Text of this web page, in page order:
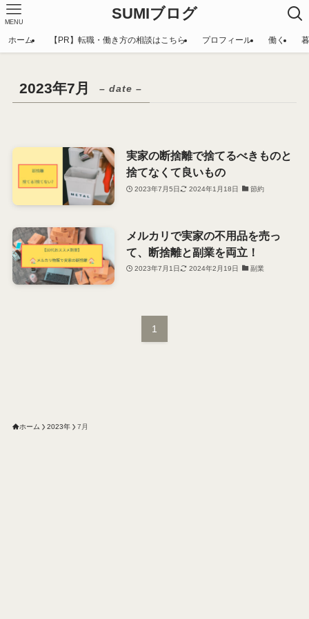
SUMIブログ
MENU
ホーム 【PR】転職・働き方の相談はこちら プロフィール 働く
2023年7月 – date –
実家の断捨離で捨てるべきものと
捨てなくて良いもの
2023年7月5日 2024年1月18日 節約
メルカリで実家の不用品を売っ
て、断捨離と副業を両立！
2023年7月1日 2024年2月19日 副業
1
ホーム 2023年 7月